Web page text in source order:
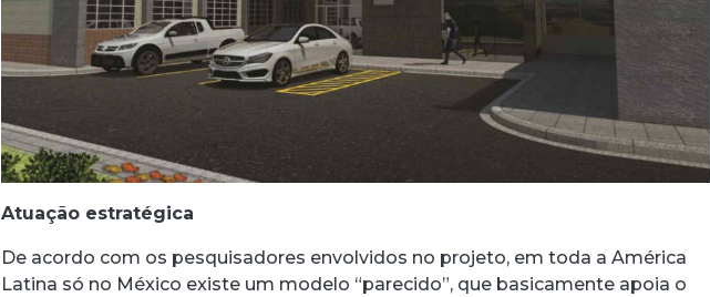
Atuação estratégica
De acordo com os pesquisadores envolvidos no projeto, em toda a América
Latina só no México existe um modelo “parecido”, que basicamente apoia o